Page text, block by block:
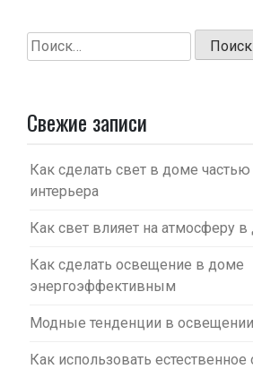
Найти:
Свежие записи
Как сделать свет в доме
интерьера
Как свет влияет на атмосферу
Как сделать освещение в доме
энергоэффективным
Модные тенденции в
Как использовать